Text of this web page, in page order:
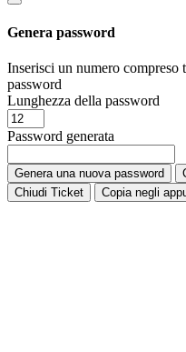
Genera password
Inserisci un numero compreso
password
Lunghezza della password
Password generata
Genera una nuova password
Chiudi Ticket
Copia negli